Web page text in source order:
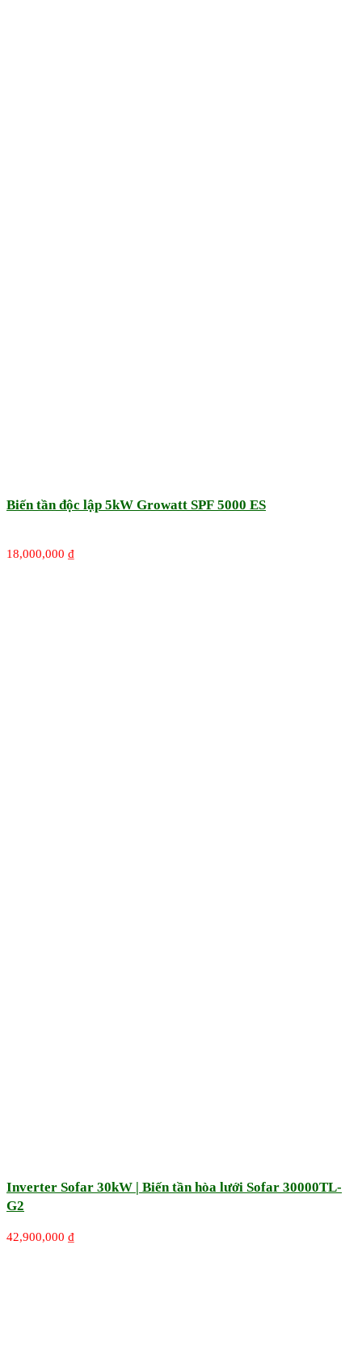
Biến tần độc lập 5kW Growatt SPF 5000 ES
18,000,000 ₫
Inverter Sofar 30kW | Biến tần hòa lưới Sofar 30000TL-
G2
42,900,000 ₫